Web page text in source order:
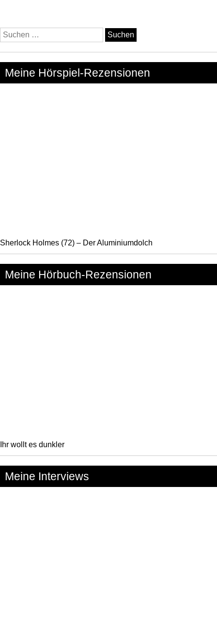
Suchen
nach:
Meine Hörspiel-Rezensionen
Sherlock Holmes (72) – Der Aluminiumdolch
Meine Hörbuch-Rezensionen
Ihr wollt es dunkler
Meine Interviews